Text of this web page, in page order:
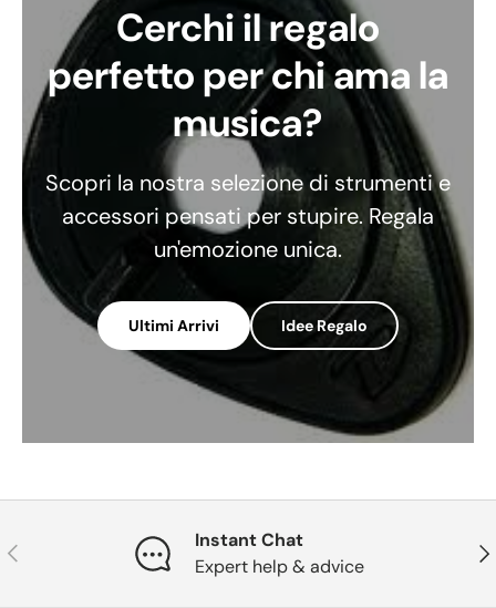
Cerchi il regalo
perfetto per chi ama la
musica?
Scopri la nostra selezione di strumenti e
accessori pensati per stupire. Regala
un'emozione unica.
Ultimi Arrivi Idee Regalo
Indietro
Instant Chat
Expert help & advice